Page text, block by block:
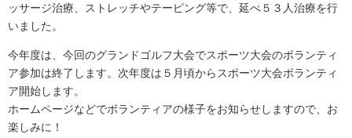
ッサージ治療、ストレッチやテーピング等で、延べ５３人治療を行
いました。
今年度は、今回のグランドゴルフ大会でスポーツ大会のボランティ
ア参加は終了します。次年度は５月頃からスポーツ大会ボランティ
ア開始します。
ホームページなどでボランティアの様子をお知らせしますので、お
楽しみに！